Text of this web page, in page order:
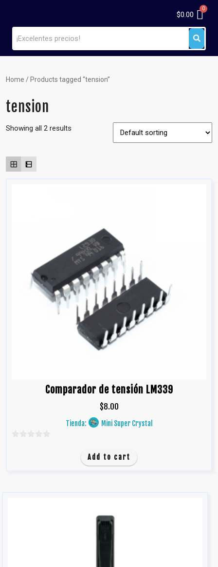
$0.00
Home / Products tagged “tension”
tension
Showing all 2 results
Comparador de tensión LM339
$8.00
Tienda: Mini Super Crystal
Add to cart